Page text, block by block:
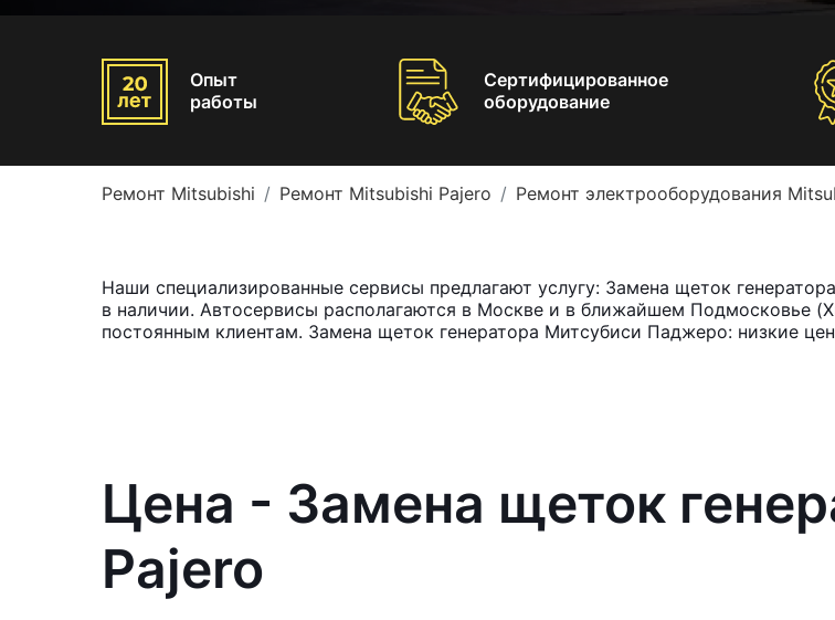
Опыт
работы
Сертифицированное
оборудование
Ремонт Mitsubishi Ремонт Mitsubishi Pajero Ремонт электрооборудования
Наши специализированные сервисы предлагают услугу: Замена щеток
в наличии. Автосервисы располагаются в Москве и в ближайшем Подмосковье
постоянным клиентам. Замена щеток генератора Митсубиси Паджеро: низкие
Цена - Замена щеток
Pajero